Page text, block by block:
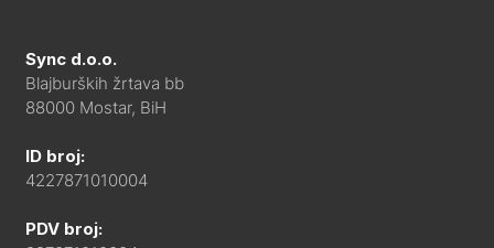
Sync d.o.o.
Blajburških žrtava bb
88000 Mostar, BiH
ID broj:
4227871010004
PDV broj: